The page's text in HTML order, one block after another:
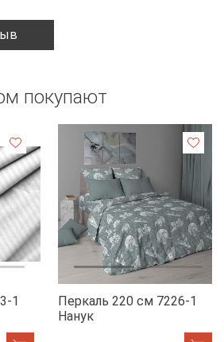
покупают
1
Перкаль 220 см 7226-1
Нанук